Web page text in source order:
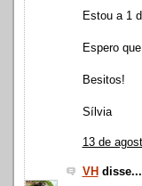
Estou a 1
Espero
Besitos!
Sílvia
13 de
VH disse...